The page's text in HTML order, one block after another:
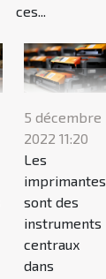
ces...
5 décembre
2022 11:20
Les
imprimantes
sont des
instruments
centraux
dans